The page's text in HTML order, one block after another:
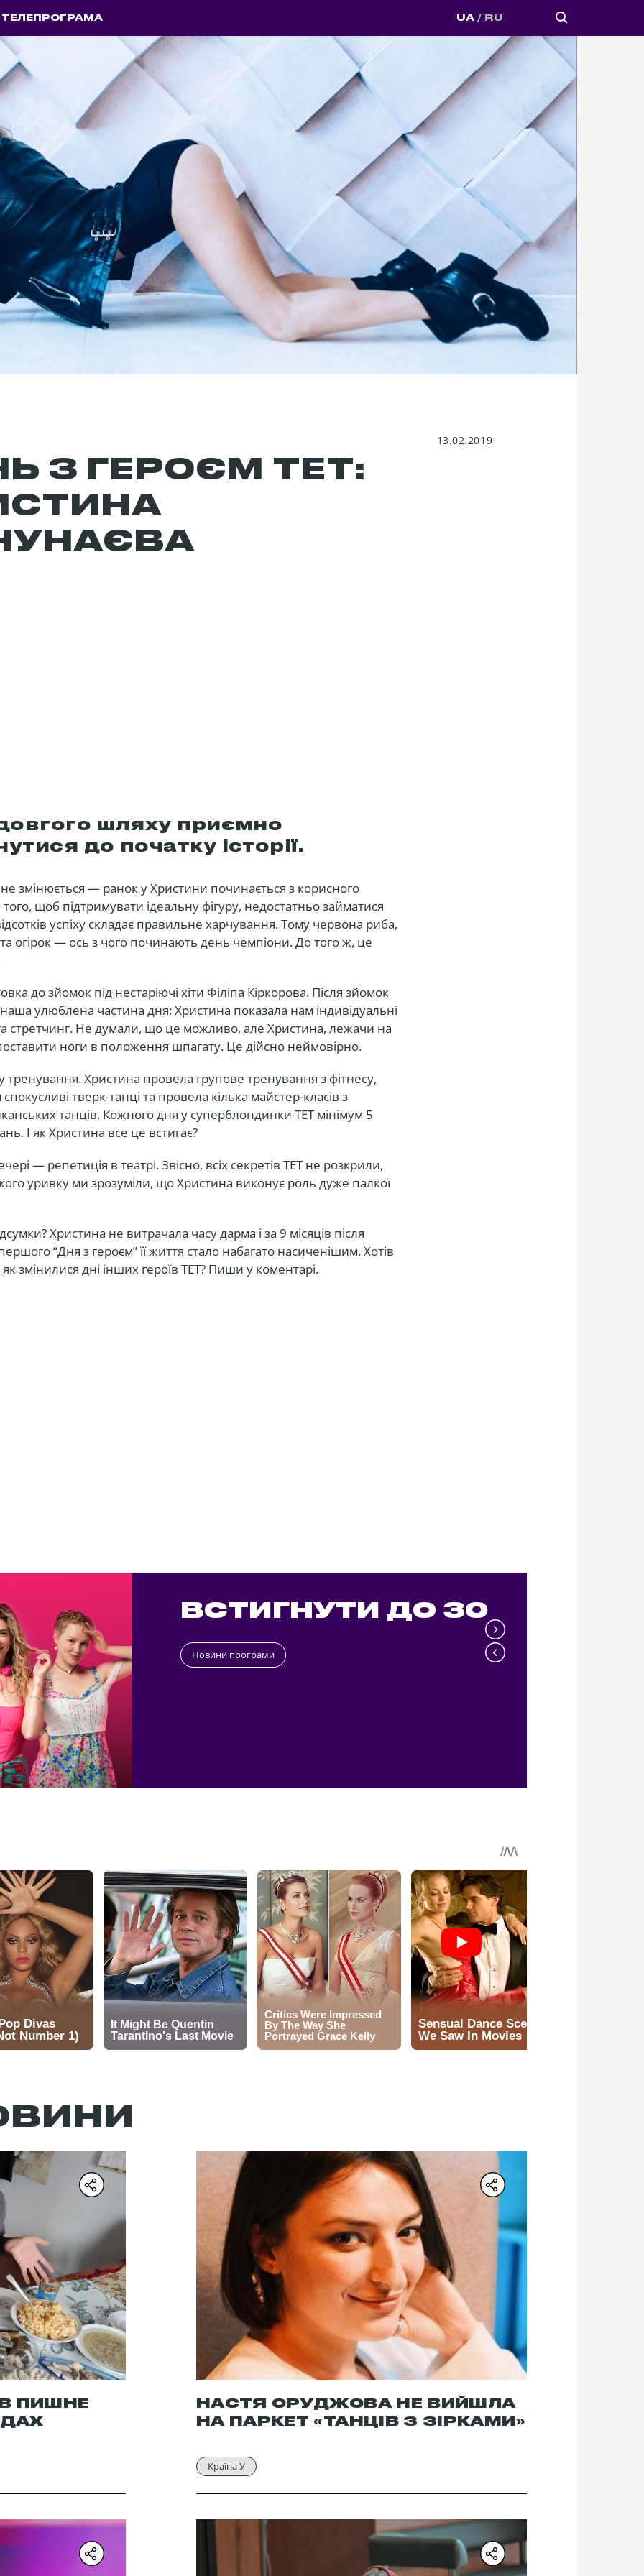
ТЕЛЕПРОГРАМА UA RU
13.02.2019
З ГЕРОЄМ ТЕТ:
шляху приємно
до початку історії.
змінюється — ранок у Христини починається з корисного
щоб підтримувати ідеальну фігуру, недостатньо займатися
успіху складає правильне харчування. Тому червона риба,
огірок — ось з чого починають день чемпіони. До того ж, це
до зйомок під нестаріючі хіти Філіпа Кіркорова. Після зйомок
улюблена частина дня: Христина показала нам індивідуальні
стретчинг. Не думали, що це можливо, але Христина, лежачи на
ноги в положення шпагату. Це дійсно неймовірно.
тренування. Христина провела групове тренування з фітнесу,
тверк-танці та провела кілька майстер-класів з
танців. Кожного дня у суперблондинки ТЕТ мінімум 5
І як Христина все це встигає?
— репетиція в театрі. Звісно, всіх секретів ТЕТ не розкрили,
уривку ми зрозуміли, що Христина виконує роль дуже палкої
Христина не витрачала часу дарма і за 9 місяців після
“Дня з героєм” її життя стало набагато насиченішим. Хотів
змінилися дні інших героїв ТЕТ? Пиши у коментарі.
ВСТИГНУТИ ДО 30
Новини програми
ПИШНЕ
НАСТЯ ОРУДЖОВА НЕ ВИЙШЛА
НА ПАРКЕТ «ТАНЦІВ З ЗІРКАМИ»
Країна У